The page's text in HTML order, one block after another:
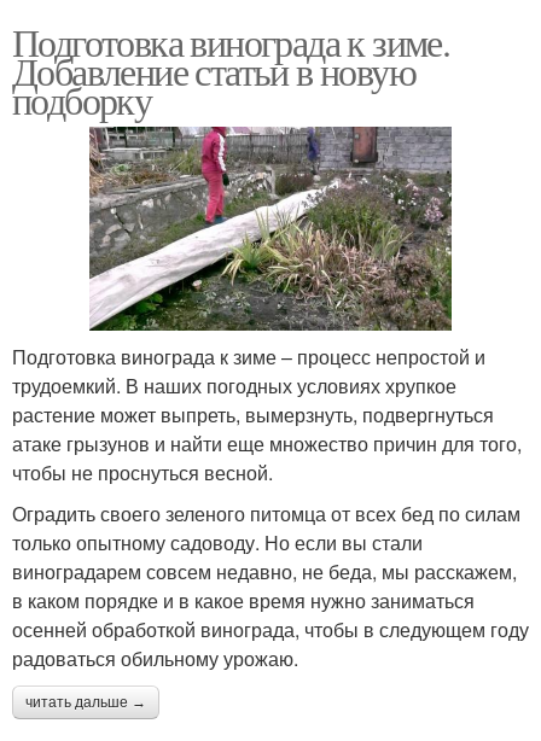
Подготовка винограда к зиме.
Добавление статьи в новую
подборку
Подготовка винограда к зиме – процесс непростой и
трудоемкий. В наших погодных условиях хрупкое
растение может выпреть, вымерзнуть, подвергнуться
атаке грызунов и найти еще множество причин для того,
чтобы не проснуться весной.
Оградить своего зеленого питомца от всех бед по силам
только опытному садоводу. Но если вы стали
виноградарем совсем недавно, не беда, мы расскажем,
в каком порядке и в какое время нужно заниматься
осенней обработкой винограда, чтобы в следующем году
радоваться обильному урожаю.
читать дальше →